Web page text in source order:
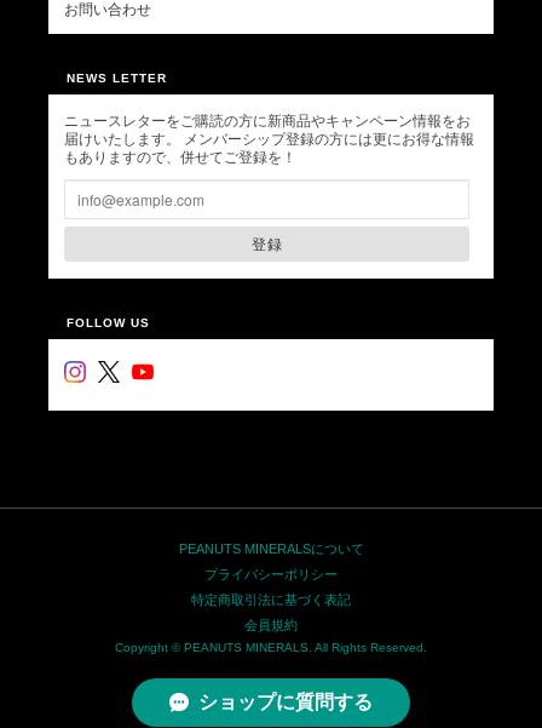
お問い合わせ
NEWS LETTER
ニュースレターをご購読の方に新商品やキャンペーン情報をお
届けいたします。 メンバーシップ登録の方には更にお得な情報
もありますので、併せてご登録を！
登録
FOLLOW US
PEANUTS MINERALSについて
プライバシーポリシー
特定商取引法に基づく表記
会員規約
Copyright © PEANUTS MINERALS. All Rights Reserved.
ショップに質問する